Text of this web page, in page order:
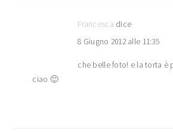
Francesca dice
8 Giugno 2012 alle 11:35
che belle foto! e la torta è
ciao 🙂